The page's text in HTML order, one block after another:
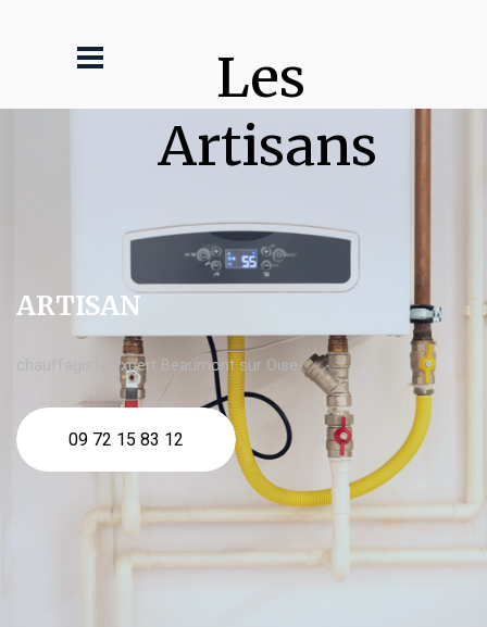
Les
Artisans
ARTISAN
chauffagiste expert Beaumont sur Oise
09 72 15 83 12